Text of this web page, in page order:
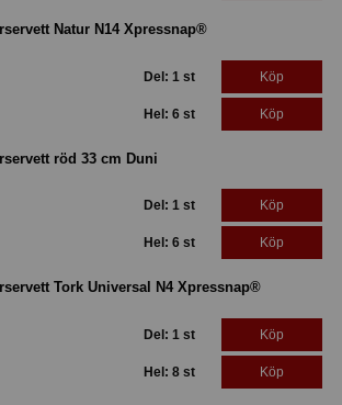
Natur N14 Xpressnap®
Del: 1 st Köp
Hel: 6 st Köp
röd 33 cm Duni
Del: 1 st Köp
Hel: 6 st Köp
Tork Universal N4 Xpressnap®
Del: 1 st Köp
Hel: 8 st Köp